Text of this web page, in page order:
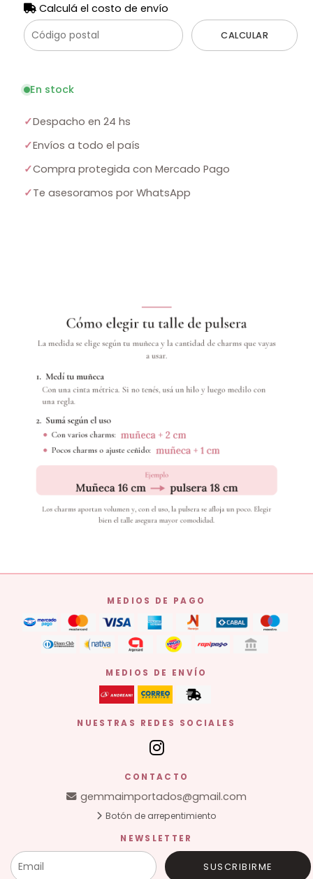
Calculá el costo de envío
CALCULAR
En stock
✓Despacho en 24 hs
✓Envíos a todo el país
✓Compra protegida con Mercado Pago
✓Te asesoramos por WhatsApp
MEDIOS DE PAGO
MEDIOS DE ENVÍO
NUESTRAS REDES SOCIALES
CONTACTO
gemmaimportados@gmail.com
Botón de arrepentimiento
NEWSLETTER
SUSCRIBIRME